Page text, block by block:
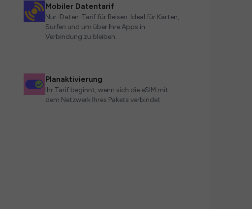
Mobiler Datentarif
Nur-Daten-Tarif für Reisen. Ideal für Karten,
Surfen und um über Ihre Apps in
Verbindung zu bleiben.
Planaktivierung
Ihr Tarif beginnt, wenn sich die eSIM mit
dem Netzwerk Ihres Pakets verbindet.